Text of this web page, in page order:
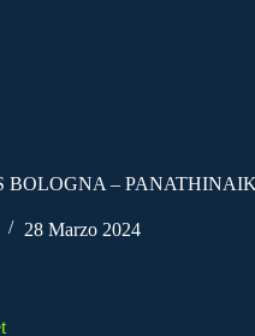
BOLOGNA –
28 Marzo 2024